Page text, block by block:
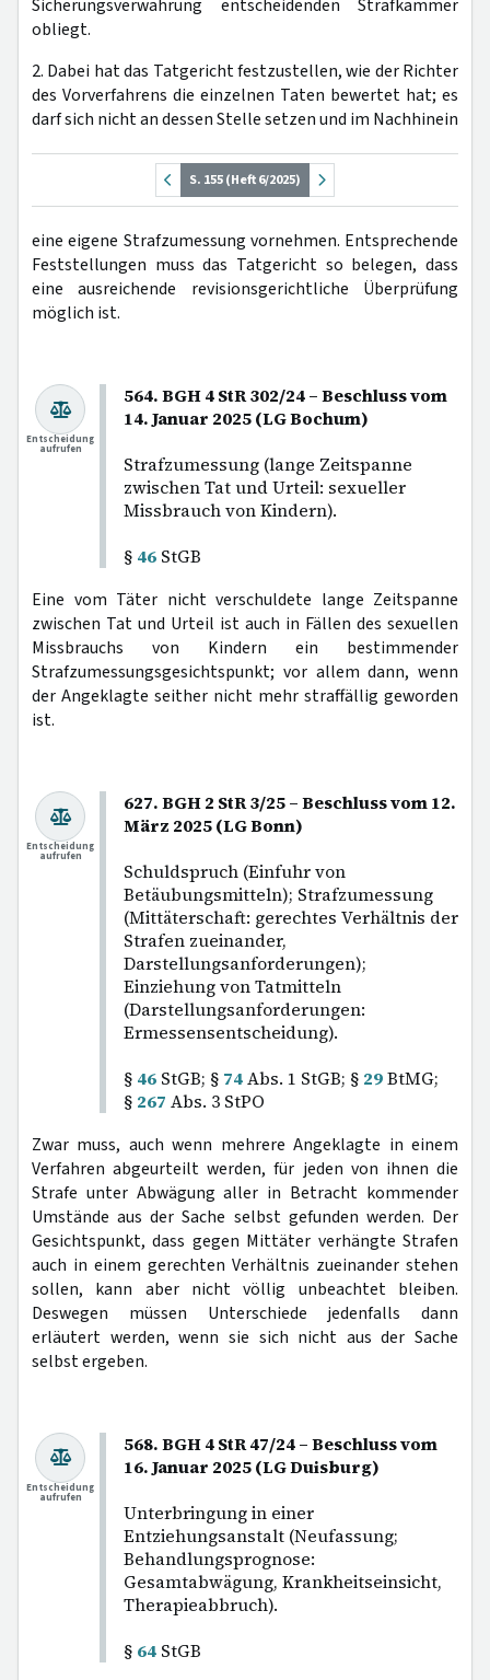
Sicherungsverwahrung entscheidenden Strafkammer
obliegt.
2. Dabei hat das Tatgericht festzustellen, wie der Richter
des Vorverfahrens die einzelnen Taten bewertet hat; es
darf sich nicht an dessen Stelle setzen und im Nachhinein
S. 155 (Heft 6/2025)
eine eigene Strafzumessung vornehmen. Entsprechende
Feststellungen muss das Tatgericht so belegen, dass
eine ausreichende revisionsgerichtliche Überprüfung
möglich ist.
564. BGH 4 StR 302/24 – Beschluss vom
14. Januar 2025 (LG Bochum)
Strafzumessung (lange Zeitspanne
zwischen Tat und Urteil: sexueller
Missbrauch von Kindern).
§ 46 StGB
Entscheidung
aufrufen
Eine vom Täter nicht verschuldete lange Zeitspanne
zwischen Tat und Urteil ist auch in Fällen des sexuellen
Missbrauchs von Kindern ein bestimmender
Strafzumessungsgesichtspunkt; vor allem dann, wenn
der Angeklagte seither nicht mehr straffällig geworden
ist.
627. BGH 2 StR 3/25 – Beschluss vom 12.
März 2025 (LG Bonn)
Schuldspruch (Einfuhr von
Betäubungsmitteln); Strafzumessung
(Mittäterschaft: gerechtes Verhältnis der
Strafen zueinander,
Darstellungsanforderungen);
Einziehung von Tatmitteln
(Darstellungsanforderungen:
Ermessensentscheidung).
§ 46 StGB; § 74Abs. 1 StGB; § 29BtMG;
§ 267 Abs. 3 StPO
Entscheidung
aufrufen
Zwar muss, auch wenn mehrere Angeklagte in einem
Verfahren abgeurteilt werden, für jeden von ihnen die
Strafe unter Abwägung aller in Betracht kommender
Umstände aus der Sache selbst gefunden werden. Der
Gesichtspunkt, dass gegen Mittäter verhängte Strafen
auch in einem gerechten Verhältnis zueinander stehen
sollen, kann aber nicht völlig unbeachtet bleiben.
Deswegen müssen Unterschiede jedenfalls dann
erläutert werden, wenn sie sich nicht aus der Sache
selbst ergeben.
568. BGH 4 StR 47/24 – Beschluss vom
16. Januar 2025 (LG Duisburg)
Unterbringung in einer
Entziehungsanstalt (Neufassung;
Behandlungsprognose:
Gesamtabwägung, Krankheitseinsicht,
Therapieabbruch).
§ 64 StGB
Entscheidung
aufrufen